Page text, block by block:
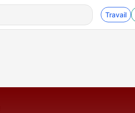
Travail